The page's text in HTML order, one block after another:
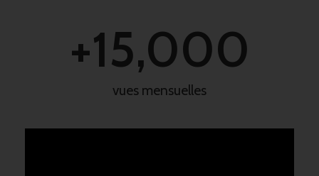
vues mensuelles
+15,000